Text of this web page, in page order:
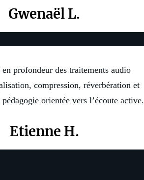
Gwenaël L.
profondeur des traitements audio
compression, réverbération et
orientée vers l’écoute active.
Etienne H.